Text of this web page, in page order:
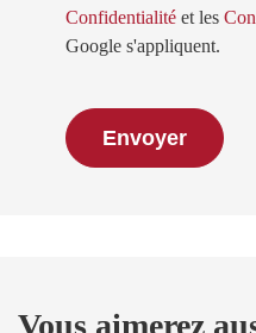
Confidentialité et les
Google s'appliquent.
Vous aimerez